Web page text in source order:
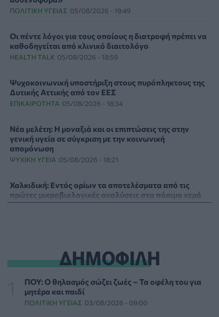
ΠΟΛΙΤΙΚΉ ΥΓΕΊΑΣ 05/08/2026 - 19:49
Οι πέντε λόγοι για τους οποίους η διατροφή πρέπει να
καθοδηγείται από κλινικό διαιτολόγο
HEALTH TALK 05/08/2026 - 18:59
Ψυχοκοινωνική υποστήριξη στους πυρόπληκτους της
Δυτικής Αττικής από τον ΕΕΣ
ΕΠΙΚΑΙΡΌΤΗΤΑ 05/08/2026 - 18:34
Νέα μελέτη: Η μοναξιά και οι επιπτώσεις της στην
γενική υγεία σε σύγκριση με την κοινωνική
απομόνωση
ΨΥΧΙΚΉ ΥΓΕΊΑ 05/08/2026 - 18:21
Χαλκιδική: Εντός ορίων τα αποτελέσματα από τις
πρώτες μικροβιολογικές αναλύσεις στο πόσιμο νερό
05/08/2026 - 17:14
ΠΟΕΡΓΙ: Η πρόληψη δεν μπορεί να χρηματοδοτείται
από τους παρόχους μέσω clawback
ΠΟΛΙΤΙΚΉ ΥΓΕΊΑΣ 05/08/2026 - 16:46
ΔΗΜΟΦΙΛΗ
ΠΟΥ: Ο θηλασμός σώζει ζωές – Τα οφέλη του για
μητέρα και παιδί
ΠΟΛΙΤΙΚΉ ΥΓΕΊΑΣ 03/08/2026 - 09:00